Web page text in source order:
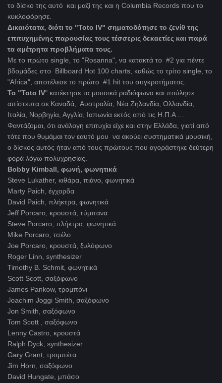
το δίσκο της αυτό και μαζί της και η Columbia Records που το
κυκλοφόρησε.
Δικαιότατα, διότι το "Toto IV" σηματοδότησε το ζενίθ της
επιτυχημένης παρουσίας τους τέσσερις δεκαετίες και παρά
τα αμέτρητα προβλήματα τους.
Με το πρώτο single, το "Rosanna", να κατακτά το #2 για πέντε
βδομάδες στο Billboard Hot 100 charts, καθώς το τρίτο single, το
"Africa", αποτέλεσε το πρώτο #1 hit του συγκροτήματος.
Το "Toto IV" κατέκτησε τα μουσικά ραδιόφωνα και πούλησε
απίστευτα σε Καναδά, Αυστραλία, Νέα Ζηλανδία, Ολλανδία,
Ιταλία, Νορβηγία, Αγγλία, Ιαπωνία εκτός από τις Η.Π.Α …
Φαντάζομαι, ότι ανάλογη επιτυχία είχε και στην Ελλάδα, γιατί από
τότε που θυμάμαι τον εαυτό μου να ακούει συστηματικά μουσική,
ο δίσκος αυτός ήταν από τους πρώτους που αγοράστηκε δεύτερη
φορά λόγω πολυχρησίας.
Bobby Kimball, φωνή, φωνητικά
Steve Lukather, κιθάρα, πιάνο, φωνητικά
Marty Paich, έγχορδα
David Paich, πλήκτρα, φωνητικά
Jeff Porcaro, κρουστά, τύμπανα
Steve Porcaro, πλήκτρα, φωνητικά
Mike Porcaro, τσέλο
Joe Porcaro, κρουστά, ξυλόφωνο
Roger Linn, synthesizer
Timothy B. Schmit, φωνητικά
Scott Scott, σαξόφωνο
James Pankow, τρομπόνι
Joachim Joggi Smith, σαξόφωνο
Jon Smith, σαξόφωνο
Tom Scott , σαξόφωνο
Lenny Castro, κρουστά
Ralph Dyck, synthesizer
Gary Grant, τρομπέτα
Jim Horn, σαξόφωνο
David Hungate, μπάσο